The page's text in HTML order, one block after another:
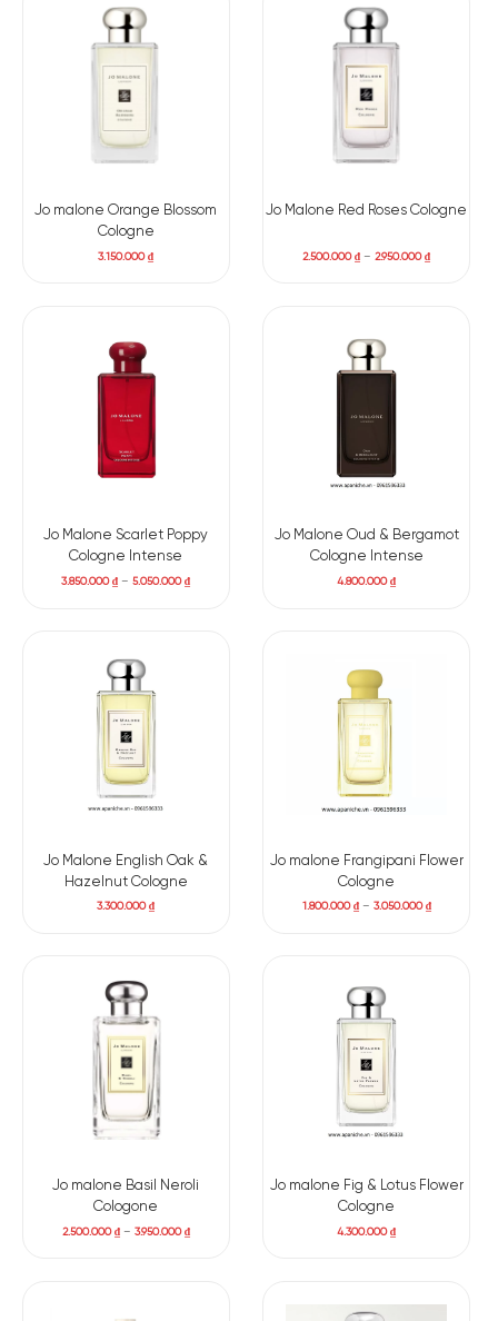
Jo malone Orange Blossom
Cologne
3.150.000₫
Jo Malone Red Roses Cologne
2.500.000₫ –2.950.000₫
Jo Malone Scarlet Poppy
Cologne Intense
3.850.000₫ –5.050.000₫
Jo Malone Oud & Bergamot
Cologne Intense
4.800.000₫
Jo Malone English Oak &
Hazelnut Cologne
3.300.000₫
Jo malone Frangipani Flower
Cologne
1.800.000₫– 3.050.000₫
Jo malone Basil Neroli
Cologone
2.500.000₫– 3.950.000₫
Jo malone Fig & Lotus Flower
Cologne
4.300.000₫